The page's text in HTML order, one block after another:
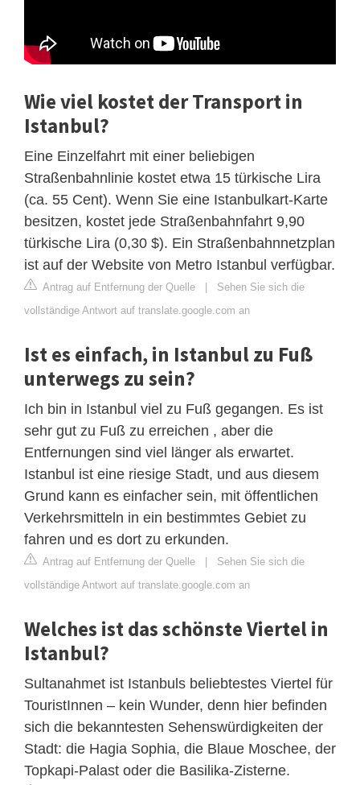
Wie viel kostet der Transport in
Istanbul?
Eine Einzelfahrt mit einer beliebigen
Straßenbahnlinie kostet etwa 15 türkische Lira
(ca. 55 Cent). Wenn Sie eine Istanbulkart-Karte
besitzen, kostet jede Straßenbahnfahrt 9,90
türkische Lira (0,30 $). Ein Straßenbahnnetzplan
ist auf der Website von Metro Istanbul verfügbar.
Antrag auf Entfernung der Quelle | Sehen Sie sich die
vollständige Antwort auf translate.google.com an
Ist es einfach, in Istanbul zu Fuß
unterwegs zu sein?
Ich bin in Istanbul viel zu Fuß gegangen. Es ist
sehr gut zu Fuß zu erreichen , aber die
Entfernungen sind viel länger als erwartet.
Istanbul ist eine riesige Stadt, und aus diesem
Grund kann es einfacher sein, mit öffentlichen
Verkehrsmitteln in ein bestimmtes Gebiet zu
fahren und es dort zu erkunden.
Antrag auf Entfernung der Quelle | Sehen Sie sich die
vollständige Antwort auf translate.google.com an
Welches ist das schönste Viertel in
Istanbul?
Sultanahmet ist Istanbuls beliebtestes Viertel für
TouristInnen – kein Wunder, denn hier befinden
sich die bekanntesten Sehenswürdigkeiten der
Stadt: die Hagia Sophia, die Blaue Moschee, der
Topkapi-Palast oder die Basilika-Zisterne.